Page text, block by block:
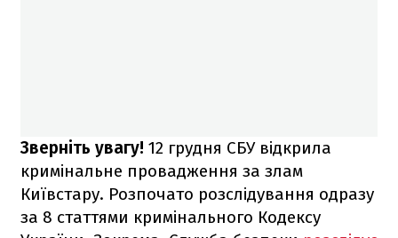
Зверніть увагу! 12 грудня СБУ відкрила
кримінальне провадження за злам
Київстару. Розпочато розслідування одразу
за 8 статтями кримінального Кодексу